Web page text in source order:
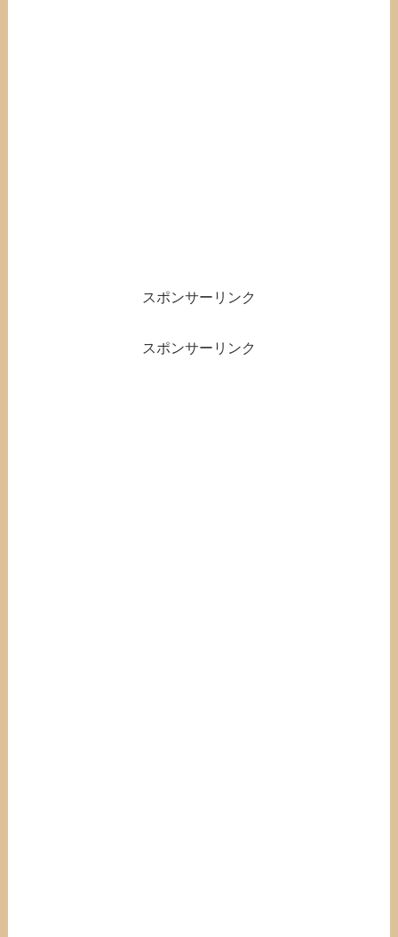
スポンサーリンク
スポンサーリンク